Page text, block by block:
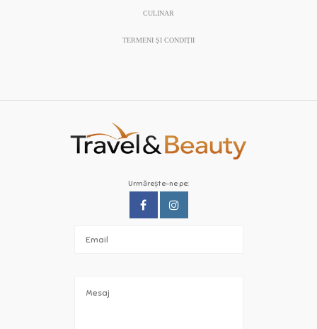
CULINAR
TERMENI ȘI CONDIȚII
Urmărește-ne pe: